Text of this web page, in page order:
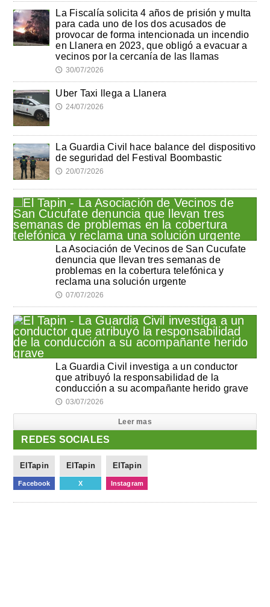
La Fiscalía solicita 4 años de prisión y multa
para cada uno de los dos acusados de
provocar de forma intencionada un incendio
en Llanera en 2023, que obligó a evacuar a
vecinos por la cercanía de las llamas
🕔 30/07/2026
Uber Taxi llega a Llanera
🕔 24/07/2026
La Guardia Civil hace balance del dispositivo
de seguridad del Festival Boombastic
🕔 20/07/2026
La Asociación de Vecinos de San Cucufate
denuncia que llevan tres semanas de
problemas en la cobertura telefónica y
reclama una solución urgente
🕔 07/07/2026
La Guardia Civil investiga a un conductor
que atribuyó la responsabilidad de la
conducción a su acompañante herido grave
🕔 03/07/2026
Leer mas
REDES SOCIALES
ElTapin
Facebook
ElTapin
X
ElTapin
Instagram